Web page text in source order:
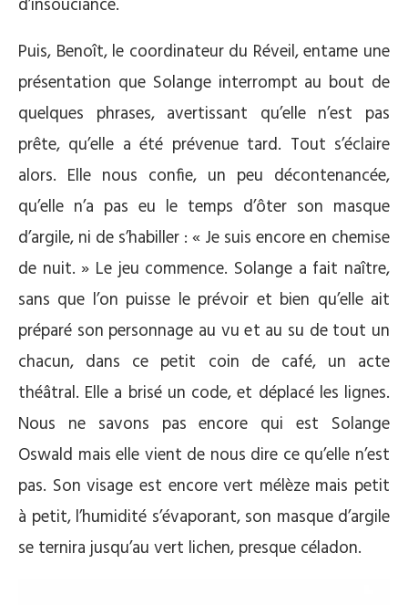
d’insouciance.
Puis, Benoît, le coordinateur du Réveil, entame une
présentation que Solange interrompt au bout de
quelques phrases, avertissant qu’elle n’est pas
prête, qu’elle a été prévenue tard. Tout s’éclaire
alors. Elle nous confie, un peu décontenancée,
qu’elle n’a pas eu le temps d’ôter son masque
d’argile, ni de s’habiller : « Je suis encore en chemise
de nuit. » Le jeu commence. Solange a fait naître,
sans que l’on puisse le prévoir et bien qu’elle ait
préparé son personnage au vu et au su de tout un
chacun, dans ce petit coin de café, un acte
théâtral. Elle a brisé un code, et déplacé les lignes.
Nous ne savons pas encore qui est Solange
Oswald mais elle vient de nous dire ce qu’elle n’est
pas. Son visage est encore vert mélèze mais petit
à petit, l’humidité s’évaporant, son masque d’argile
se ternira jusqu’au vert lichen, presque céladon.